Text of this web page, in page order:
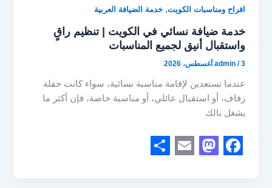
افراح ومناسبات الكويت,خدمة الضيافة العربية
خدمة ضيافة نسائي في الكويت | تنظيم راقٍ
واستقبال أنيق لجميع المناسبات
admin /3 أغسطس، 2026
عندما تستعدين لإقامة مناسبة نسائية، سواء كانت حفلة
زفاف، أو استقبال عائلي، أو مناسبة خاصة، فإن أكثر ما
يشغل بالك